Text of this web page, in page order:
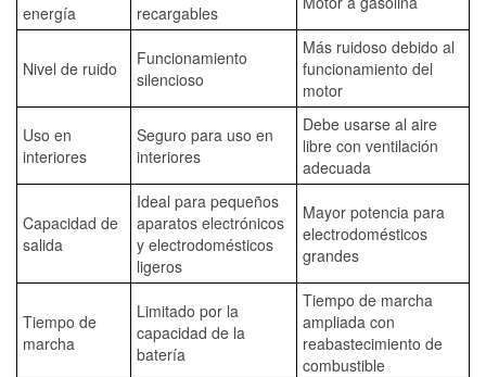
energía
recargables
Nivel de ruido
Funcionamiento
silencioso
Más ruidoso debido al
funcionamiento del
motor
Uso en
interiores
Seguro para uso en
interiores
Debe usarse al aire
libre con ventilación
adecuada
Capacidad de
salida
Ideal para pequeños
aparatos electrónicos
y electrodomésticos
ligeros
Mayor potencia para
electrodomésticos
grandes
Tiempo de
marcha
Limitado por la
capacidad de la
batería
Tiempo de marcha
ampliada con
reabastecimiento de
combustible